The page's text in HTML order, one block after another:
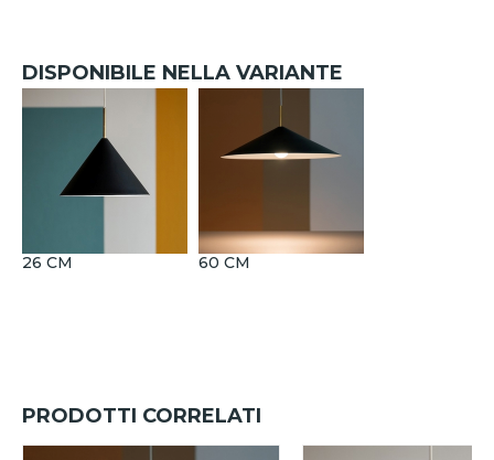
DISPONIBILE NELLA VARIANTE
26 CM 60 CM
PRODOTTI CORRELATI